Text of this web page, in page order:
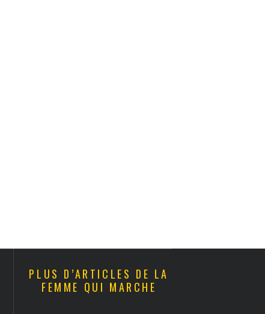
PLUS D’ARTICLES DE LA
FEMME QUI MARCHE